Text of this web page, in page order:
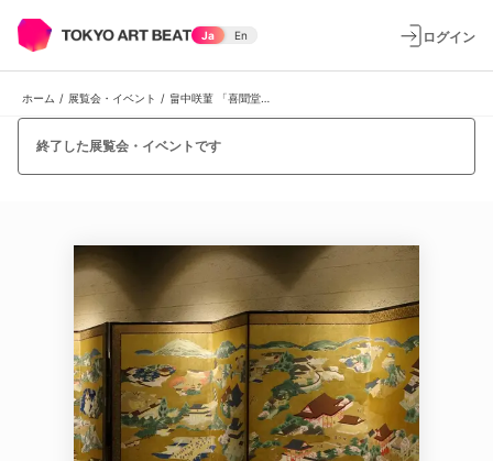
Ja En ログイン
ホーム / 展覧会・イベント /
終了した展覧会・イベントです